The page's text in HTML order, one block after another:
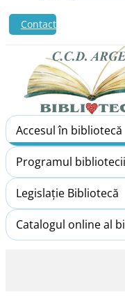
Contact
Accesul în bibliotecă
Programul bibliotecii
Legislație Bibliotecă
Catalogul online al